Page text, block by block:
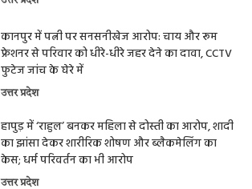
कानपुर में पत्नी पर सनसनीखेज आरोप: चाय और रूम
फ्रेशनर से परिवार को धीरे-धीरे जहर देने का दावा, CCTV
फुटेज जांच के घेरे में
उत्तर प्रदेश
हापुड़ में ‘राहुल’ बनकर महिला से दोस्ती का आरोप, शादी
का झांसा देकर शारीरिक शोषण और ब्लैकमेलिंग का
केस; धर्म परिवर्तन का भी आरोप
उत्तर प्रदेश